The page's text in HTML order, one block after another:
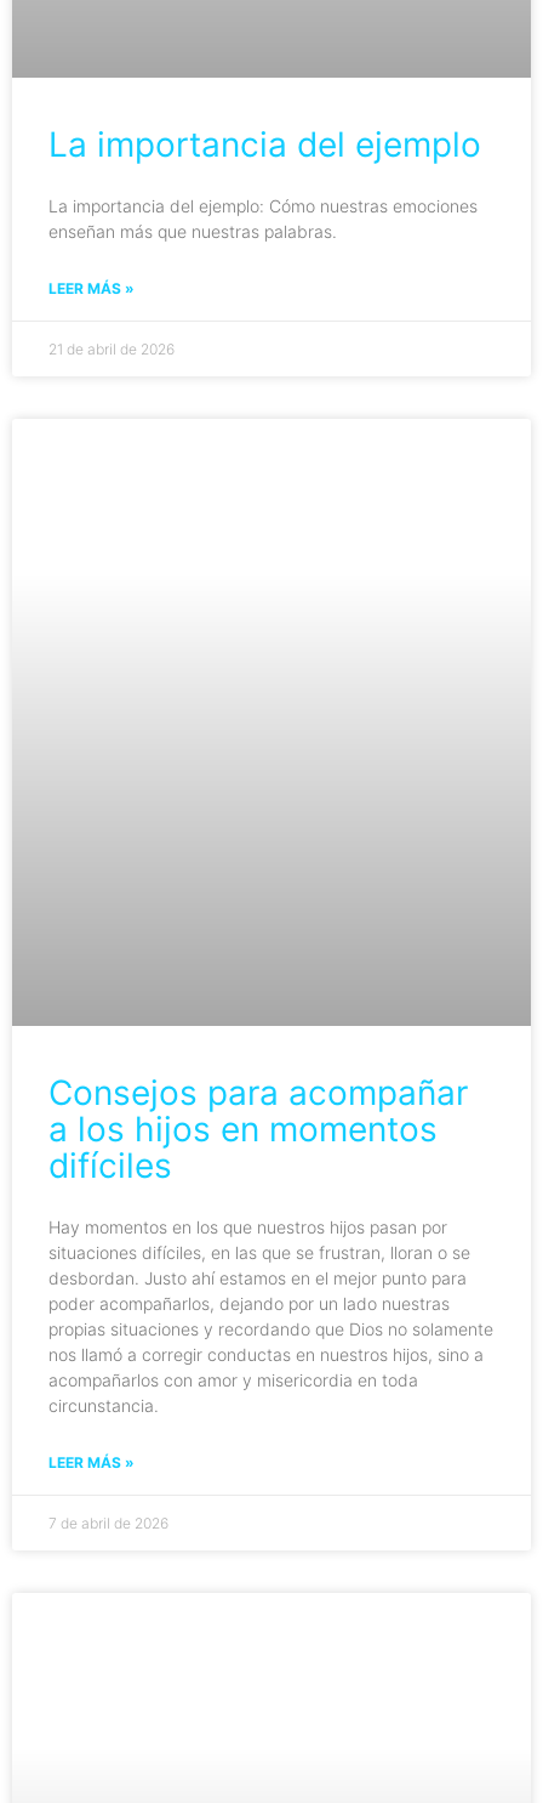
La importancia del ejemplo
La importancia del ejemplo: Cómo nuestras emociones
enseñan más que nuestras palabras.
LEER MÁS »
21 de abril de 2026
Consejos para acompañar
a los hijos en momentos
difíciles
Hay momentos en los que nuestros hijos pasan por
situaciones difíciles, en las que se frustran, lloran o se
desbordan. Justo ahí estamos en el mejor punto para
poder acompañarlos, dejando por un lado nuestras
propias situaciones y recordando que Dios no solamente
nos llamó a corregir conductas en nuestros hijos, sino a
acompañarlos con amor y misericordia en toda
circunstancia.
LEER MÁS »
7 de abril de 2026